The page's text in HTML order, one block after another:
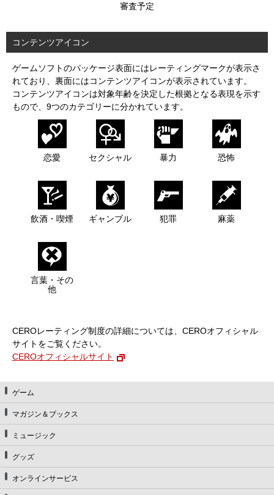
審査予定
コンテンツアイコン
ゲームソフトのパッケージ表面にはレーティングマークが表示さ
れており、裏面にはコンテンツアイコンが表示されています。
コンテンツアイコンは対象年齢を決定した根拠となる表現を示す
もので、9つのカテゴリーに分かれています。
恋愛 セクシャル 暴力 恐怖
飲酒・喫煙 ギャンブル 犯罪 麻薬
言葉・その
他
CEROレーティング制度の詳細については、CEROオフィシャル
サイトをご覧ください。
CEROオフィシャルサイト
ゲーム
マガジン＆ブックス
ミュージック
グッズ
オンラインサービス